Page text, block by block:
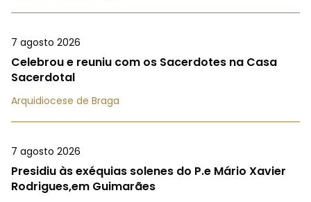
7 agosto 2026
Celebrou e reuniu com os Sacerdotes na Casa
Sacerdotal
Arquidiocese de Braga
7 agosto 2026
Presidiu às exéquias solenes do P.e Mário Xavier
Rodrigues,em Guimarães